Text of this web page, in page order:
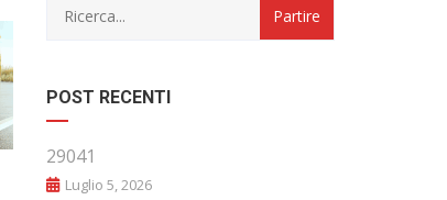
“Evoluzione e Innovazione: Il Futuro
POST RECENTI
29041
Luglio 5, 2026